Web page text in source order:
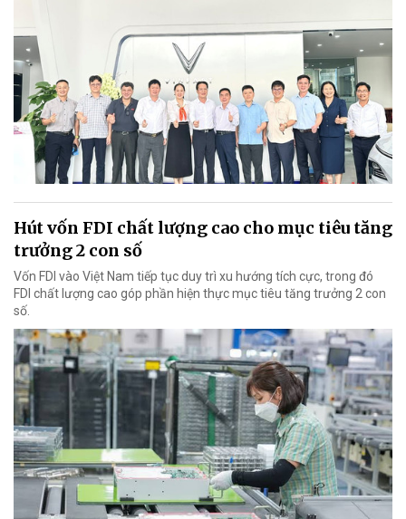
Hút vốn FDI chất lượng cao cho mục tiêu tăng
trưởng 2 con số
Vốn FDI vào Việt Nam tiếp tục duy trì xu hướng tích cực, trong đó
FDI chất lượng cao góp phần hiện thực mục tiêu tăng trưởng 2 con
số.